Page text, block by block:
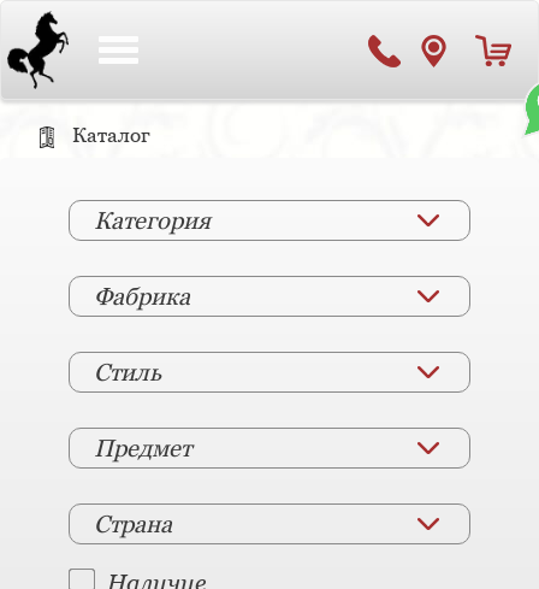
Каталог
Категория
Фабрика
Стиль
Предмет
Страна
Наличие